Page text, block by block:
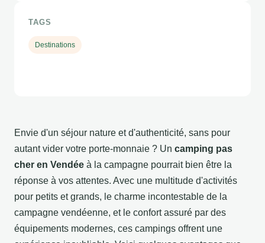
Envie d'un séjour nature et d'authenticité, sans pour
autant vider votre porte-monnaie ? Un camping pas
cher en Vendée à la campagne pourrait bien être la
réponse à vos attentes. Avec une multitude d'activités
pour petits et grands, le charme incontestable de la
campagne vendéenne, et le confort assuré par des
équipements modernes, ces campings offrent une
TAGS
Destinations